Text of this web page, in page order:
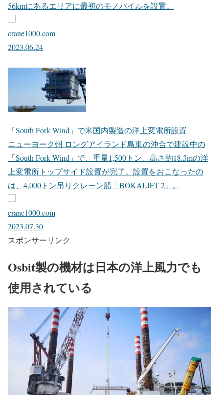
ニューヨーク沖のサウスフォーク洋上風力発電所でモノパ
アメリカで「Vineyard Wind 1」に続き、商用規模の洋上風
力発電所「South Fork Wind」でモノパイル設置作業が開始
されました。ニューヨーク州のモントーク岬から東へ約
56kmにあるエリアに最初のモノパイルを設置。
crane1000.com
2023.06.24
「South Fork Wind」で米国内製造の洋上変電所設置
ニューヨーク州 ロングアイランド島東の沖合で建設中の
「South Fork Wind」で、重量1,500トン、高さ約18.3mの洋
は、4,000トン吊りクレーン船「BOKALIFT 2」。
crane1000.com
2023.07.30
スポンサーリンク